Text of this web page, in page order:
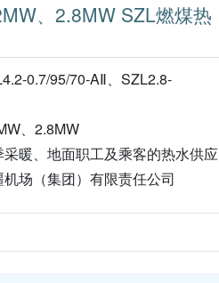
、2.8MW SZL燃煤热
0.7/95/70-AⅡ、SZL2.8-
、2.8MW
暖、地面职工及乘客的热水供应
场（集团）有限责任公司